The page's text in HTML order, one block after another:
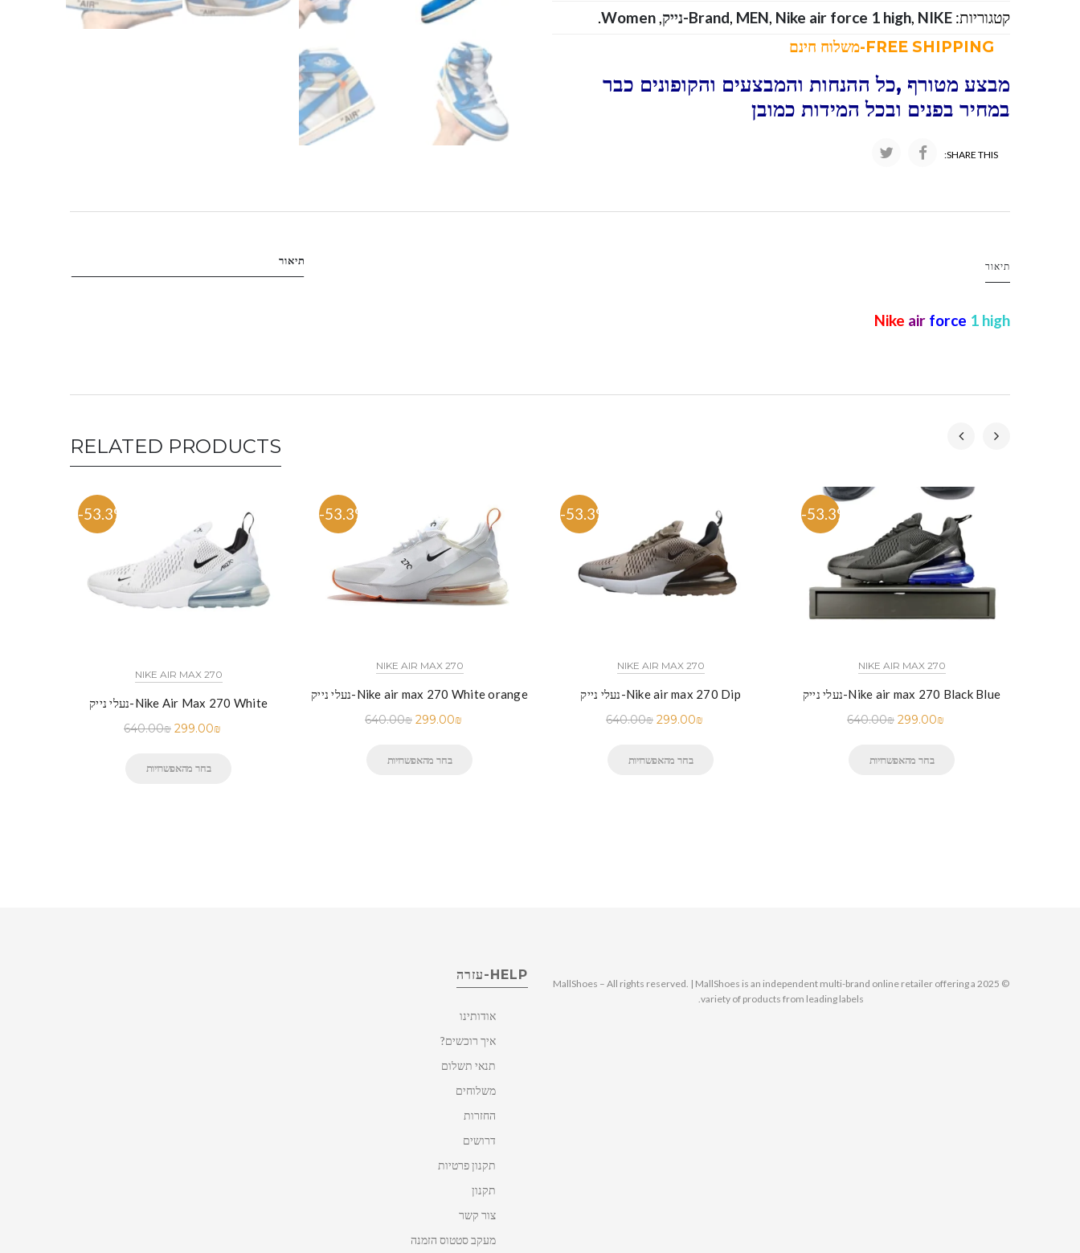
קטגוריות:
Brand, MEN, Nike air force 1 high, NIKE-נייק ,
Women
.
מבצע מטורף ,כל ההנחות והמבצעים והקופונים כבר
במחיר בפנים ובכל המידות כמובן
SHARE THIS:
תיאור תיאור
Nike air force 1 high
RELATED PRODUCTS
-53.3%
NIKE AIR MAX 270
נעלי נייק-Nike Air Max 270 White
640.00₪ 299.00₪
בחר מהאפשרויות
-53.3%
NIKE AIR MAX 270
נעלי נייק-Nike air max 270 White orange
640.00₪ 299.00₪
בחר מהאפשרויות
-53.3%
NIKE AIR MAX 270
נעלי נייק-Nike air max 270 Dip
640.00₪ 299.00₪
בחר מהאפשרויות
-53.3%
NIKE AIR MAX 270
נעלי נייק-Nike air max 270 Black Blue
640.00₪ 299.00₪
בחר מהאפשרויות
HELP-עזרה
אודותינו
איך רוכשים?
תנאי תשלום
משלוחים
החזרות
דרושים
תקנון פרטיות
תקנון
צור קשר
מעקב סטטוס הזמנה
© 2025 MallShoes – All rights reserved. | MallShoes is an independent multi-brand online retailer offering a
variety of products from leading labels.